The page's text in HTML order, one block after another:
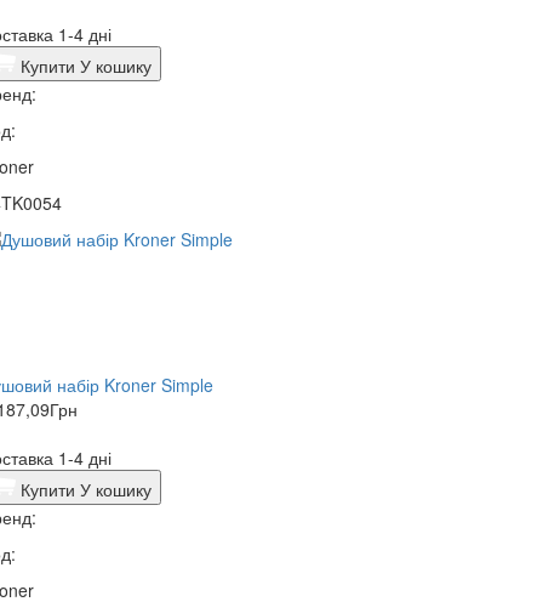
1-4 дні
Купити У кошику
набір Kroner Simple
Грн
1-4 дні
Купити У кошику